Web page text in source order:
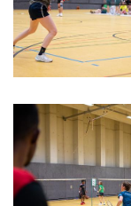
Boule
Darts
Gymnastik-Tanz
Handball
Leichtathletik